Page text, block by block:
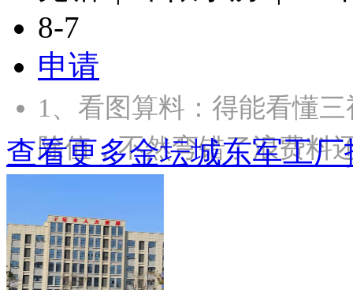
8-7
申请
1、‌看图算料‌：得能看懂
除值，不然弯错了浪费
查看更多金坛城东军工